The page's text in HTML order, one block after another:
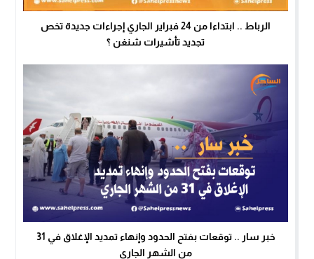
الرباط .. ابتداءا من 24 فبراير الجاري إجراءات جديدة تخص
تجديد تأشيرات شنغن ؟
خبر سار .. توقعات بفتح الحدود وإنهاء تمديد الإغلاق في 31
من الشهر الجاري